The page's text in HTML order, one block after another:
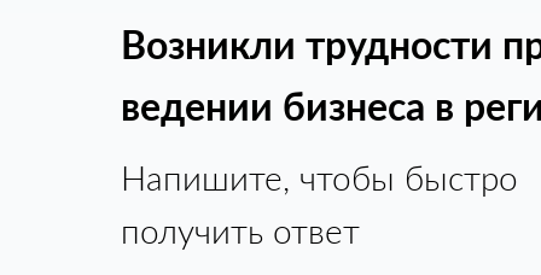
Возникли трудности
ведении бизнеса в
Напишите, чтобы быстро
получить ответ